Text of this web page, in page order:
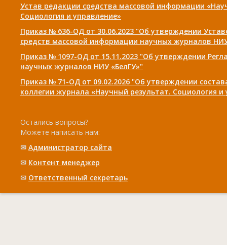
Устав редакции средства массовой информации
Социология и управление»
Приказ № 636-ОД от 30.06.2023 "Об утверждении
средств массовой информации научных журналов
Приказ № 1097-ОД от 15.11.2023 "Об утверждении
научных журналов НИУ «БелГУ»"
Приказ № 71-ОД от 09.02.2026 "Об утверждении
коллегии журнала «Научный результат. Социология и
Остались вопросы?
Можете написать нам:
✉ Администратор сайта
✉ Контент менеджер
✉ Ответственный cекретарь